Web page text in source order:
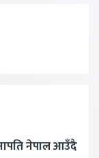
नेपाल आउँदै